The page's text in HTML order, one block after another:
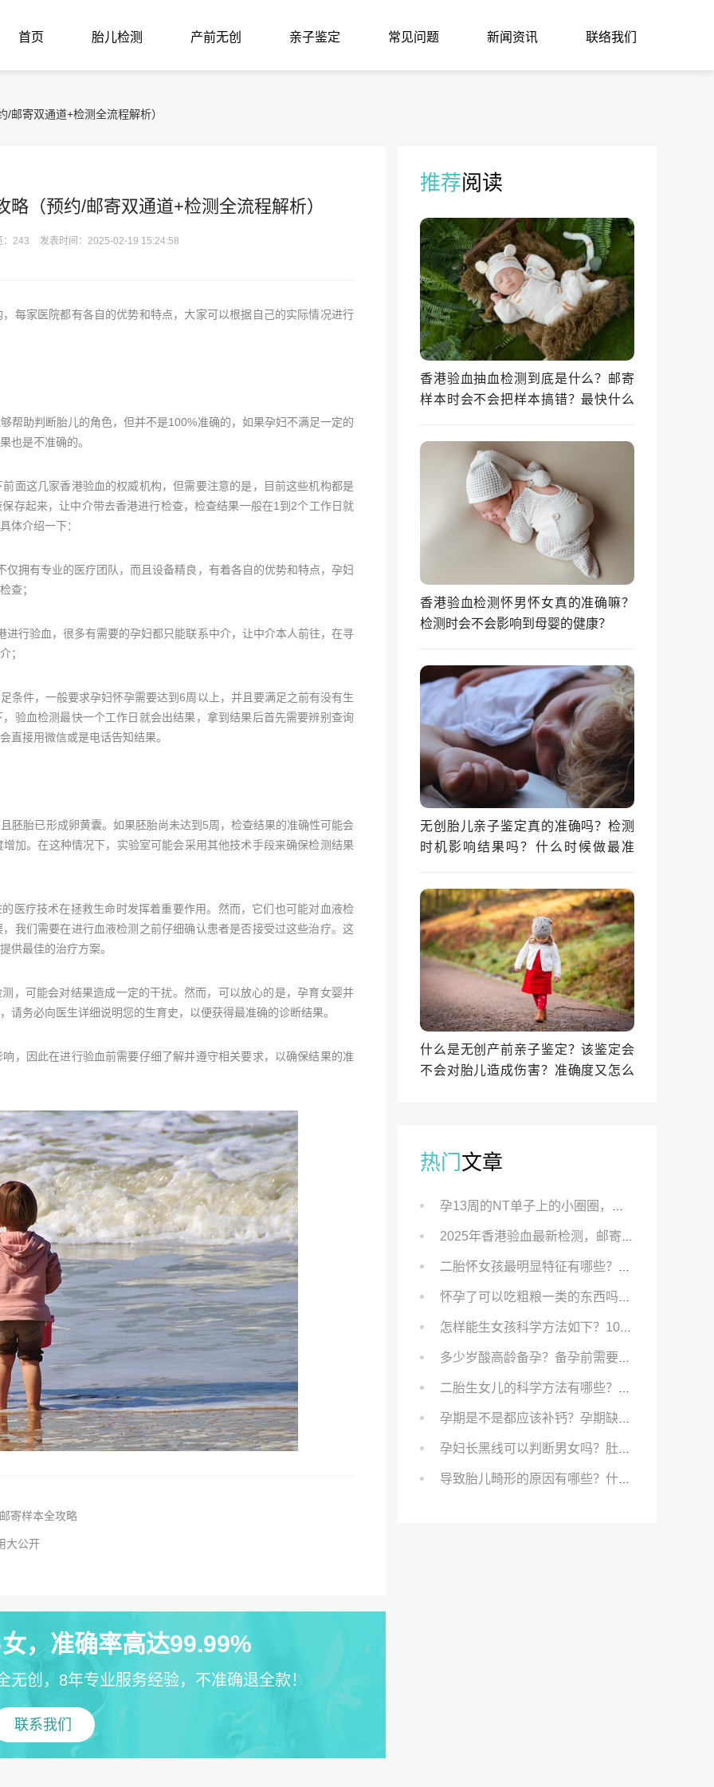
首页 胎儿检测 产前无创 亲子鉴定 常见问题 新闻资讯 联络我们
邮寄双通道+检测全流程解析）
（预约/邮寄双通道+检测全流程解析）
：243 发表时间：2025-02-19 15:24:58
家医院都有各自的优势和特点，大家可以根据自己的实际情况进行
助判断胎儿的角色，但并不是100%准确的，如果孕妇不满足一定的
也是不准确的。
这几家香港验血的权威机构，但需要注意的是，目前这些机构都是
存起来，让中介带去香港进行检查，检查结果一般在1到2个工作日就
体介绍一下：
有专业的医疗团队，而且设备精良，有着各自的优势和特点，孕妇
查；
验血，很多有需要的孕妇都只能联系中介，让中介本人前往，在寻
；
件，一般要求孕妇怀孕需要达到6周以上，并且要满足之前有没有生
验血检测最快一个工作日就会出结果，拿到结果后首先需要辨别查询
直接用微信或是电话告知结果。
胎已形成卵黄囊。如果胚胎尚未达到5周，检查结果的准确性可能会
加。在这种情况下，实验室可能会采用其他技术手段来确保检测结果
疗技术在拯救生命时发挥着重要作用。然而，它们也可能对血液检
我们需要在进行血液检测之前仔细确认患者是否接受过这些治疗。这
供最佳的治疗方案。
可能会对结果造成一定的干扰。然而，可以放心的是，孕育女婴并
务必向医生详细说明您的生育史，以便获得最准确的诊断结果。
因此在进行验血前需要仔细了解并遵守相关要求，以确保结果的准
寄样本全攻略
大公开
，准确率高达99.99%
无创，8年专业服务经验，不准确退全款！
联系我们
推荐阅读
香港验血抽血检测到底是什么？邮寄
样本时会不会把样本搞错？最快什么
香港验血检测怀男怀女真的准确嘛？
检测时会不会影响到母婴的健康？
无创胎儿亲子鉴定真的准确吗？检测
时机影响结果吗？什么时候做最准
什么是无创产前亲子鉴定？该鉴定会
不会对胎儿造成伤害？准确度又怎么
热门文章